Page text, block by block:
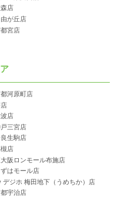
店
由が丘店
宮店
河原町店
店
三宮店
生駒店
店
阪ロンモール布施店
ずはモール店
デジホ 梅田地下（うめちか）店
宇治店